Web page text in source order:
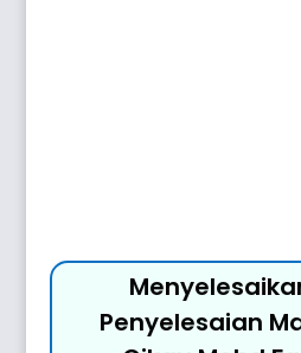
Penyelesaian